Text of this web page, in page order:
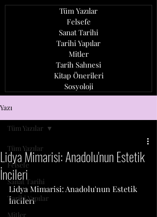
Tüm Yazılar
Felsefe
Sanat Tarihi
Tarihi Yapılar
Mitler
Tarih Sahnesi
Kitap Önerileri
Sosyoloji
Yazı
Tüm Yazılar
Felsefe
Sanat Tarihi
Tarihi Yapılar
Mitler
Tüm Yazılar
Lidya Mimarisi: Anadolu'nun Estetik
İncileri
Lidya Mimarisi: Anadolu'nun Estetik
İncileri